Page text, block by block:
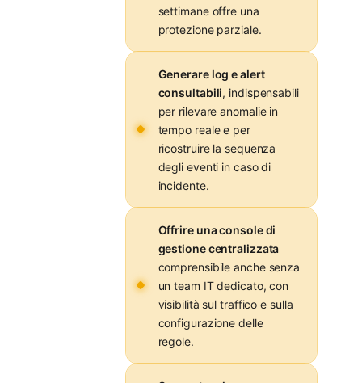
settimane offre una
protezione parziale.
Generare log e alert
consultabili, indispensabili
per rilevare anomalie in
tempo reale e per
ricostruire la sequenza
degli eventi in caso di
incidente.
Offrire una console di
gestione centralizzata
comprensibile anche senza
un team IT dedicato, con
visibilità sul traffico e sulla
configurazione delle
regole.